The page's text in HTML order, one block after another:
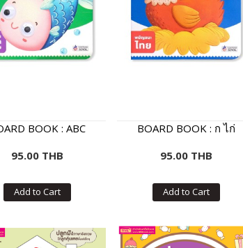
BOOK : ABC
95.00 THB
Add to Cart
BOARD BOOK : ก ไก่
95.00 THB
Add to Cart